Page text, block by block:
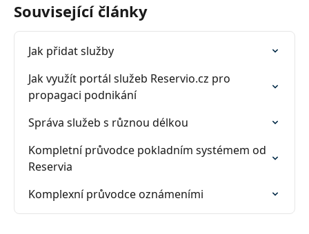
Související články
Jak přidat služby
Jak využít portál služeb Reservio.cz pro
propagaci podnikání
Správa služeb s různou délkou
Kompletní průvodce pokladním systémem od
Reservia
Komplexní průvodce oznámeními